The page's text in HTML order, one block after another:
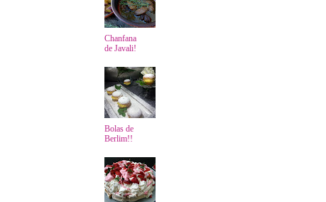
Chanfana
de Javali!
Bolas de
Berlim!!